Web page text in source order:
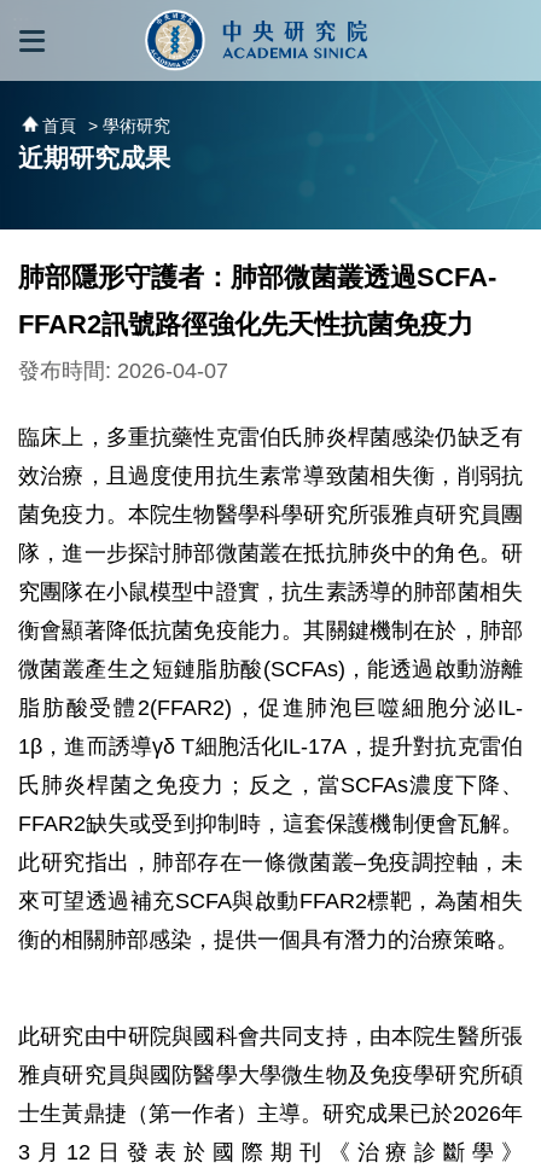
跳到主要內容區塊
首頁 > 學術研究
近期研究成果
肺部隱形守護者：肺部微菌叢透過SCFA-
FFAR2訊號路徑強化先天性抗菌免疫力
發布時間: 2026-04-07
臨床上，多重抗藥性克雷伯氏肺炎桿菌感染仍缺乏有
效治療，且過度使用抗生素常導致菌相失衡，削弱抗
菌免疫力。本院生物醫學科學研究所張雅貞研究員團
隊，進一步探討肺部微菌叢在抵抗肺炎中的角色。研
究團隊在小鼠模型中證實，抗生素誘導的肺部菌相失
衡會顯著降低抗菌免疫能力。其關鍵機制在於，肺部
微菌叢產生之短鏈脂肪酸(SCFAs)，能透過啟動游離
脂肪酸受體2(FFAR2)，促進肺泡巨噬細胞分泌IL-
1β，進而誘導γδ T細胞活化IL-17A，提升對抗克雷伯
氏肺炎桿菌之免疫力；反之，當SCFAs濃度下降、
FFAR2缺失或受到抑制時，這套保護機制便會瓦解。
此研究指出，肺部存在一條微菌叢–免疫調控軸，未
來可望透過補充SCFA與啟動FFAR2標靶，為菌相失
衡的相關肺部感染，提供一個具有潛力的治療策略。
此研究由中研院與國科會共同支持，由本院生醫所張
雅貞研究員與國防醫學大學微生物及免疫學研究所碩
士生黃鼎捷（第一作者）主導。研究成果已於2026年
3月12日發表於國際期刊《治療診斷學》